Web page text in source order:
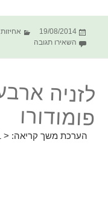
פורסם
בתאריך
19/08/2014 קטגוריות
אחיזות
השאירו תגובה
לזניה
פומודורו
הערכת משך קריאה: < 1